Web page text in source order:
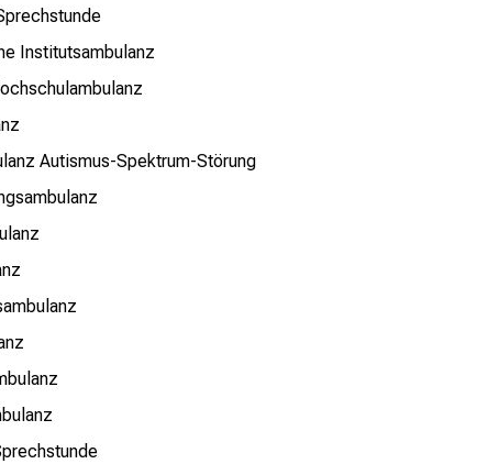
Institutsambulanz
Autismus-Spektrum-Störung